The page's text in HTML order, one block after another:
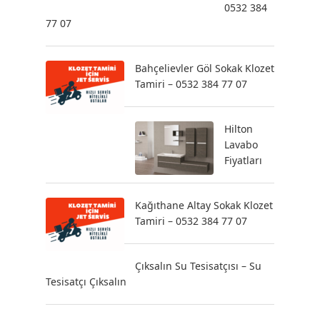
0532 384
77 07
Bahçelievler Göl Sokak Klozet
Tamiri – 0532 384 77 07
Hilton
Lavabo
Fiyatları
Kağıthane Altay Sokak Klozet
Tamiri – 0532 384 77 07
Çıksalın Su Tesisatçısı – Su
Tesisatçı Çıksalın